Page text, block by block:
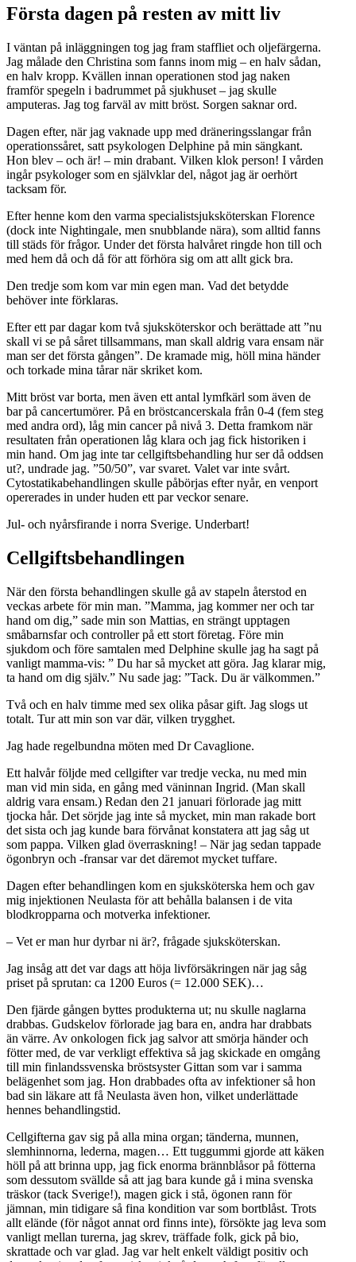
Första dagen på resten av mitt liv
I väntan på inläggningen tog jag fram staffliet och oljefärgerna.
Jag målade den Christina som fanns inom mig – en halv sådan,
en halv kropp. Kvällen innan operationen stod jag naken
framför spegeln i badrummet på sjukhuset – jag skulle
amputeras. Jag tog farväl av mitt bröst. Sorgen saknar ord.
Dagen efter, när jag vaknade upp med dräneringsslangar från
operationssåret, satt psykologen Delphine på min sängkant.
Hon blev – och är! – min drabant. Vilken klok person! I vården
ingår psykologer som en självklar del, något jag är oerhört
tacksam för.
Efter henne kom den varma specialistsjuksköterskan Florence
(dock inte Nightingale, men snubblande nära), som alltid fanns
till städs för frågor. Under det första halvåret ringde hon till och
med hem då och då för att förhöra sig om att allt gick bra.
Den tredje som kom var min egen man. Vad det betydde
behöver inte förklaras.
Efter ett par dagar kom två sjuksköterskor och berättade att ”nu
skall vi se på såret tillsammans, man skall aldrig vara ensam när
man ser det första gången”. De kramade mig, höll mina händer
och torkade mina tårar när skriket kom.
Mitt bröst var borta, men även ett antal lymfkärl som även de
bar på cancertumörer. På en bröstcancerskala från 0-4 (fem steg
med andra ord), låg min cancer på nivå 3. Detta framkom när
resultaten från operationen låg klara och jag fick historiken i
min hand. Om jag inte tar cellgiftsbehandling hur ser då oddsen
ut?, undrade jag. ”50/50”, var svaret. Valet var inte svårt.
Cytostatikabehandlingen skulle påbörjas efter nyår, en venport
opererades in under huden ett par veckor senare.
Jul- och nyårsfirande i norra Sverige. Underbart!
Cellgiftsbehandlingen
När den första behandlingen skulle gå av stapeln återstod en
veckas arbete för min man. ”Mamma, jag kommer ner och tar
hand om dig,” sade min son Mattias, en strängt upptagen
småbarnsfar och controller på ett stort företag. Före min
sjukdom och före samtalen med Delphine skulle jag ha sagt på
vanligt mamma-vis: ” Du har så mycket att göra. Jag klarar mig,
ta hand om dig själv.” Nu sade jag: ”Tack. Du är välkommen.”
Två och en halv timme med sex olika påsar gift. Jag slogs ut
totalt. Tur att min son var där, vilken trygghet.
Jag hade regelbundna möten med Dr Cavaglione.
Ett halvår följde med cellgifter var tredje vecka, nu med min
man vid min sida, en gång med väninnan Ingrid. (Man skall
aldrig vara ensam.) Redan den 21 januari förlorade jag mitt
tjocka hår. Det sörjde jag inte så mycket, min man rakade bort
det sista och jag kunde bara förvånat konstatera att jag såg ut
som pappa. Vilken glad överraskning! – När jag sedan tappade
ögonbryn och -fransar var det däremot mycket tuffare.
Dagen efter behandlingen kom en sjuksköterska hem och gav
mig injektionen Neulasta för att behålla balansen i de vita
blodkropparna och motverka infektioner.
– Vet er man hur dyrbar ni är?, frågade sjuksköterskan.
Jag insåg att det var dags att höja livförsäkringen när jag såg
priset på sprutan: ca 1200 Euros (= 12.000 SEK)…
Den fjärde gången byttes produkterna ut; nu skulle naglarna
drabbas. Gudskelov förlorade jag bara en, andra har drabbats
än värre. Av onkologen fick jag salvor att smörja händer och
fötter med, de var verkligt effektiva så jag skickade en omgång
till min finlandssvenska bröstsyster Gittan som var i samma
belägenhet som jag. Hon drabbades ofta av infektioner så hon
bad sin läkare att få Neulasta även hon, vilket underlättade
hennes behandlingstid.
Cellgifterna gav sig på alla mina organ; tänderna, munnen,
slemhinnorna, lederna, magen… Ett tuggummi gjorde att käken
höll på att brinna upp, jag fick enorma brännblåsor på fötterna
som dessutom svällde så att jag bara kunde gå i mina svenska
träskor (tack Sverige!), magen gick i stå, ögonen rann för
jämnan, min tidigare så fina kondition var som bortblåst. Trots
allt elände (för något annat ord finns inte), försökte jag leva som
vanligt mellan turerna, jag skrev, träffade folk, gick på bio,
skrattade och var glad. Jag var helt enkelt väldigt positiv och